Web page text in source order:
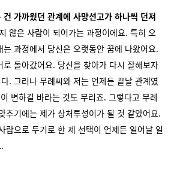
가까웠던 관계에 사망선고가 하나씩 던져
않은 사람이 되어가는 과정이에요. 특히 오
과정에서 당신은 오랫동안 꿈에 나왔어요.
돌아갔어요. 당신을 찾아가 다시 잘해보자
. 그러나 무례씨와 저는 언제든 끝날 관계였
변하길 바라는 것도 무리죠. 그렇다고 무례
추기에는 제가 상처투성이가 될 것 같았어요.
람으로 두기로 한 제 선택이 언제든 일어날 일